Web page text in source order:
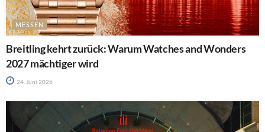
MESSEN
Breitling kehrt zurück: Warum Watches and Wonders
2027 mächtiger wird
24. Juni 2026